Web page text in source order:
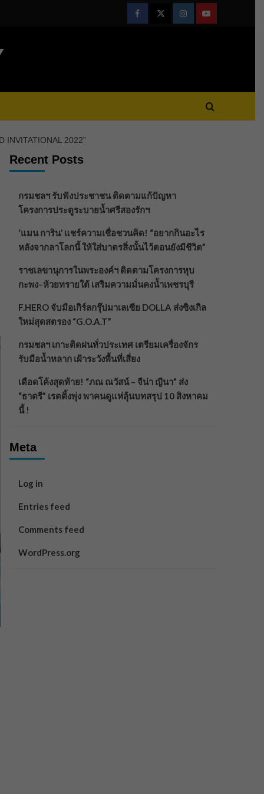
FacebookTwitterInstagramYoutube
2022”
Recent Posts
กรมชลฯ รับฟังประชาชน ติดตามแก้ปัญหา
โครงการประตูระบายน้ำศรีสองรักฯ
‘แมน การิน’ แชร์ความเชื่อชวนคิด! “อยากกินอะไร
หลังจากลาโลกนี้ ให้ใส่บาตรสิ่งนั้นไว้ตอนยังมีชีวิต”
ราชเลขานุการในพระองค์ฯ ติดตามโครงการหุบ
กะพง–ห้วยทรายใต้ เสริมความมั่นคงน้ำเพชรบุรี
F.HERO จับมือเกิร์ลกรุ๊ปมาเลเซีย DOLLA ส่งซิงเกิล
ใหม่สุดสตรอง “G.O.A.T”
กรมชลฯ เกาะติดฝนทั่วประเทศ เตรียมเครื่องจักร
รับมือน้ำหลาก เฝ้าระวังพื้นที่เสี่ยง
เดือดโค้งสุดท้าย! “ภณ ณวัสน์ – จีน่า ญีนา” ส่ง
“ธาตรี” เรตติ้งพุ่ง พาคนดูแห่ลุ้นบทสรุป 10 สิงหาคม
นี้ !
Meta
Log in
Entries feed
Comments feed
WordPress.org